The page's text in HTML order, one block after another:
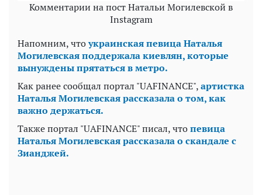
Комментарии на пост Натальи Могилевской в
Instagram
Напомним, чтоукраинская певица Наталья
Могилевская поддержала киевлян, которые
вынуждены прятаться в метро.
Как ранее сообщал портал "UAFINANCE",артистка
Наталья Могилевская рассказала о том, как
важно держаться.
Также портал "UAFINANCE" писал, чтопевица
Наталья Могилевская рассказала о скандале с
Зианджей.